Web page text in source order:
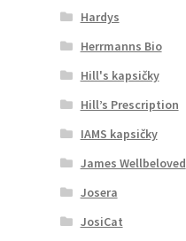
Hardys
Herrmanns Bio
Hill's kapsičky
Hill’s Prescription
IAMS kapsičky
James Wellbeloved
Josera
JosiCat